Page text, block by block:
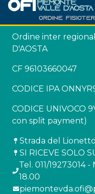
Ordine inter
D'AOSTA
CF 96103660047
CODICE IPA
CODICE UNIVOCO
con split payment)
Strada del
SI RICEVE SOLO
Tel. 011/19273014
18.00